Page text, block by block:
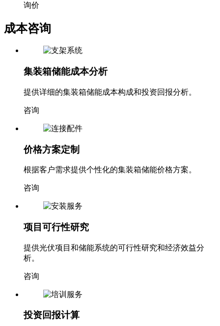
询价
成本咨询
集装箱储能成本分析
提供详细的集装箱储能成本构成和投资回报分析。
咨询
价格方案定制
根据客户需求提供个性化的集装箱储能价格方案。
咨询
项目可行性研究
提供光伏项目和储能系统的可行性研究和经济效益分
析。
咨询
投资回报计算